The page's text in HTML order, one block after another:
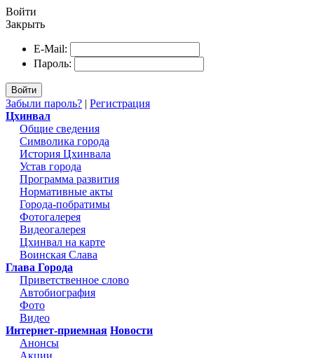
Войти
Закрыть
E-Mail:
Пароль:
Войти
Забыли пароль? | Регистрация
Цхинвал
Общие сведения
Символика города
История Цхинвала
Устав города
Программа развития
Нормативные акты
Города-побратимы
Фотогалерея
Видеогалерея
Цхинвал на карте
Воинская Слава
Глава Города
Приветственное слово
Автобиография
Фото
Видео
Интернет-приемная Новости
Анонсы
Акции